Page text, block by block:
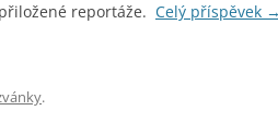
reportáže. Celý příspěvek →
.